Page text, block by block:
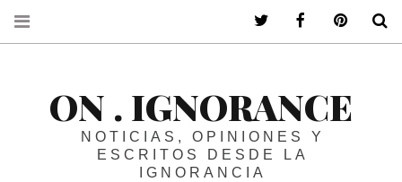
ON . IGNORANCE
NOTICIAS, OPINIONES Y
ESCRITOS DESDE LA
IGNORANCIA
ir a mi twitterir a mi facebook
ir a mi